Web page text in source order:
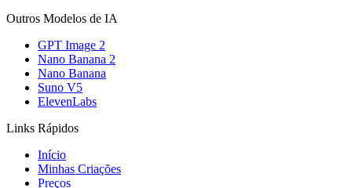
Outros Modelos de IA
GPT Image 2
Nano Banana 2
Nano Banana
Suno V5
ElevenLabs
Links Rápidos
Início
Minhas Criações
Preços